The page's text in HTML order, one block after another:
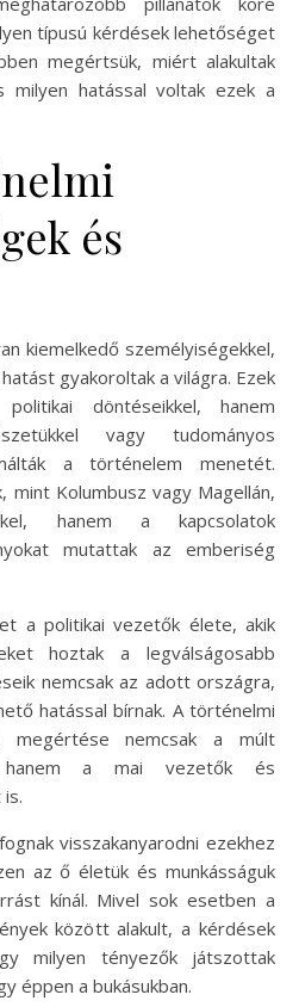
típusú kérdések lehetőséget
megértsük, miért alakultak
milyen hatással voltak ezek a
és
kiemelkedő személyiségekkel,
gyakoroltak a világra. Ezek
döntéseikkel, hanem
vagy tudományos
a történelem menetét.
mint Kolumbusz vagy Magellán,
hanem a kapcsolatok
mutattak az emberiség
a politikai vezetők élete, akik
hoztak a legválságosabb
nemcsak az adott országra,
hatással bírnak. A történelmi
megértése nemcsak a múlt
hanem a mai vezetők és
visszakanyarodni ezekhez
az ő életük és munkásságuk
kínál. Mivel sok esetben a
között alakult, a kérdések
milyen tényezők játszottak
éppen a bukásukban.